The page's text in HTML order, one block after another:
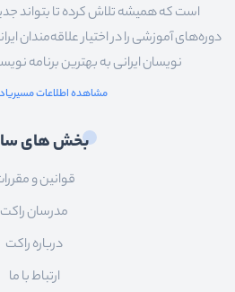
است که همیشه تلاش کرده تا بتواند
دوره‌های آموزشی را در اختیار علاقه‌مندان
نویسان ایرانی به بهترین برنامه
مشاهده اطلاعات
بخش های
قوانین و
مدرسان راکت
درباره راکت
ارتباط با ما